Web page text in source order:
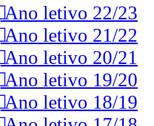
Ano letivo 22/23
Ano letivo 21/22
Ano letivo 20/21
Ano letivo 19/20
Ano letivo 18/19